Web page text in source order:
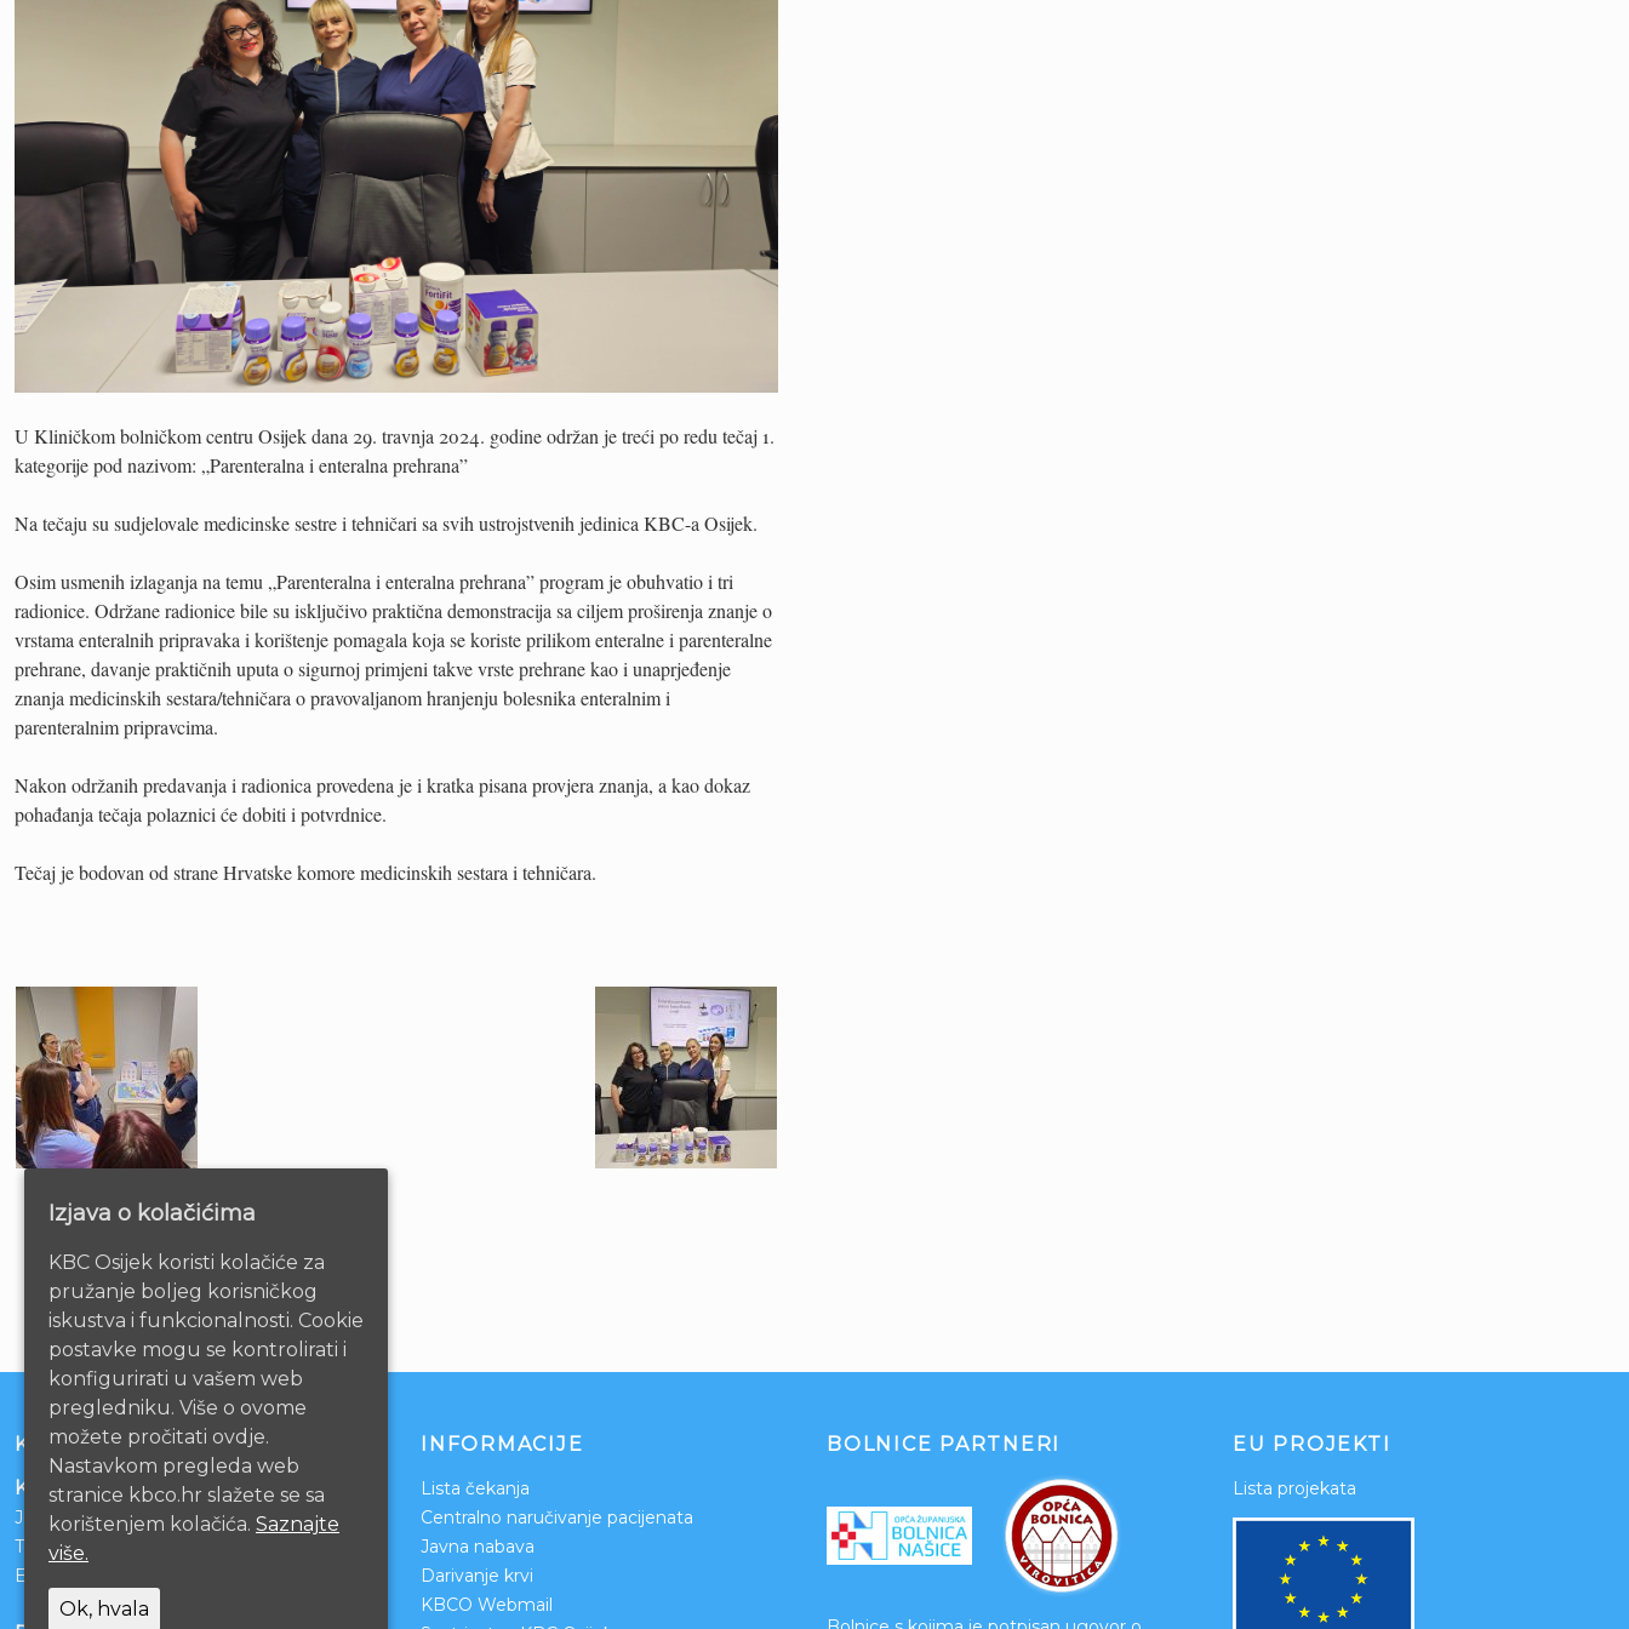
U Kliničkom bolničkom centru Osijek dana 29. travnja 2024. godine održan je treći po redu tečaj 1.
kategorije pod nazivom: „Parenteralna i enteralna prehrana”
Na tečaju su sudjelovale medicinske sestre i tehničari sa svih ustrojstvenih jedinica KBC-a Osijek.
Osim usmenih izlaganja na temu „Parenteralna i enteralna prehrana” program je obuhvatio i tri
radionice. Održane radionice bile su isključivo praktična demonstracija sa ciljem proširenja znanje o
vrstama enteralnih pripravaka i korištenje pomagala koja se koriste prilikom enteralne i parenteralne
prehrane, davanje praktičnih uputa o sigurnoj primjeni takve vrste prehrane kao i unaprjeđenje
znanja medicinskih sestara/tehničara o pravovaljanom hranjenju bolesnika enteralnim i
parenteralnim pripravcima.
Nakon održanih predavanja i radionica provedena je i kratka pisana provjera znanja, a kao dokaz
pohađanja tečaja polaznici će dobiti i potvrdnice.
Tečaj je bodovan od strane Hrvatske komore medicinskih sestara i tehničara.
KONTAKT
Klinički bolnički centar Osijek
Josipa Huttlera 4
Tel:
031/511-511
Email:
INFORMACIJE
Lista čekanja
Centralno naručivanje pacijenata
Javna nabava
Darivanje krvi
KBCO Webmail
BOLNICE PARTNERI EU PROJEKTI
Lista projekata
Izjava o kolačićima
KBC Osijek koristi kolačiće za
pružanje boljeg korisničkog
iskustva i funkcionalnosti. Cookie
postavke mogu se kontrolirati i
konfigurirati u vašem web
pregledniku. Više o ovome
možete pročitati ovdje.
Nastavkom pregleda web
stranice kbco.hr slažete se sa
korištenjem kolačića. Saznajte
više.
Ok, hvala